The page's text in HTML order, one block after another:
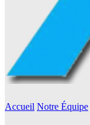
Accueil Notre Équipe